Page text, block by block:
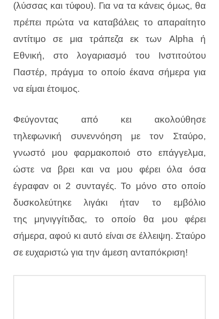
(λύσσας και τύφου). Για να τα κάνεις όμως, θα
πρέπει πρώτα να καταβάλεις το απαραίτητο
αντίτιμο σε μια τράπεζα εκ των Alpha ή
Εθνική, στο λογαριασμό του Ινστιτούτου
Παστέρ, πράγμα το οποίο έκανα σήμερα για
να είμαι έτοιμος.
Φεύγοντας από κει ακολούθησε
τηλεφωνική συνεννόηση με τον Σταύρο,
γνωστό μου φαρμακοποιό στο επάγγελμα,
ώστε να βρει και να μου φέρει όλα όσα
έγραφαν οι 2 συνταγές. Το μόνο στο οποίο
δυσκολεύτηκε λιγάκι ήταν το εμβόλιο
της μηνιγγίτιδας, το οποίο θα μου φέρει
σήμερα, αφού κι αυτό είναι σε έλλειψη. Σταύρο
σε ευχαριστώ για την άμεση ανταπόκριση!